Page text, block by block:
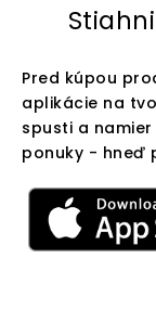
Pred kúpou
aplikácie na
spusti a
ponuky - hneď